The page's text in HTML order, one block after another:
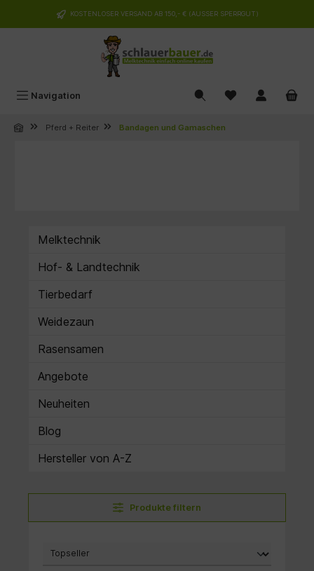
springen KOSTENLOSER VERSAND AB 150,- € (AUSSER SPERRGUT)
Navigation
Pferd + Reiter Bandagen und Gamaschen
Melktechnik
Hof- & Landtechnik
Tierbedarf
Weidezaun
Rasensamen
Angebote
Neuheiten
Blog
Hersteller von A-Z
Produkte filtern